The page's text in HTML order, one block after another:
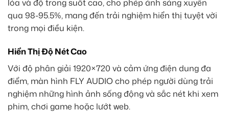
lóa và độ trong suốt cao, cho phép ánh sáng xuyên
qua 98-95.5%, mang đến trải nghiệm hiển thị tuyệt vời
trong mọi điều kiện.
Hiển Thị Độ Nét Cao
Với độ phân giải 1920×720 và cảm ứng điện dung đa
điểm, màn hình FLY AUDIO cho phép người dùng trải
nghiệm những hình ảnh sống động và sắc nét khi xem
phim, chơi game hoặc lướt web.